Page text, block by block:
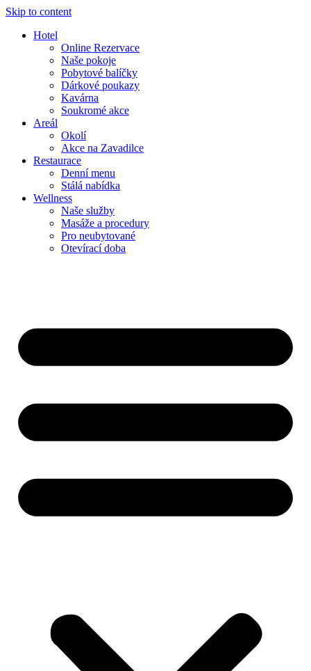
Skip to content
Hotel
Online Rezervace
Naše pokoje
Pobytové balíčky
Dárkové poukazy
Kavárna
Soukromé akce
Areál
Okolí
Akce na Zavadilce
Restaurace
Denní menu
Stálá nabídka
Wellness
Naše služby
Masáže a procedury
Pro neubytované
Otevírací doba